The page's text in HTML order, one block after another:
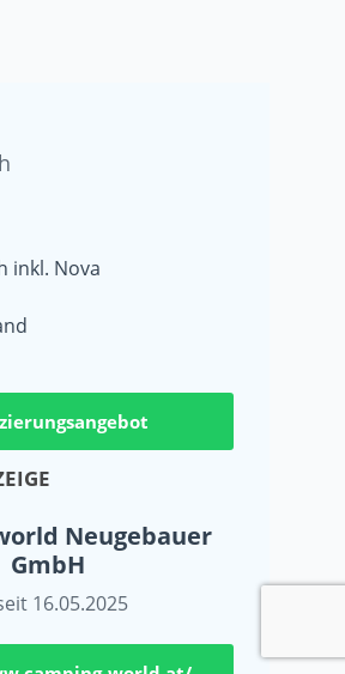
inkl. Nova
Neugebauer
GmbH
16.05.2025